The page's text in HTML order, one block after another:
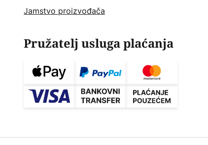
Jamstvo proizvođača
Pružatelj usluga plaćanja